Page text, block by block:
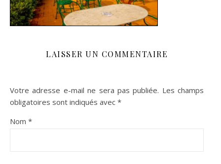
LAISSER UN COMMENTAIRE
Votre adresse e-mail ne sera pas publiée. Les champs
obligatoires sont indiqués avec *
Nom *